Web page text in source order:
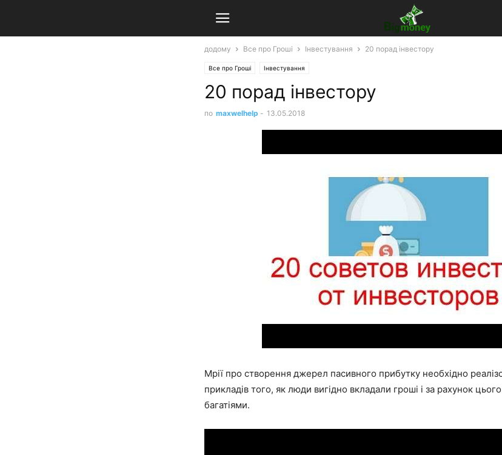
додому Все про Гроші Інвестування 20 порад інвестору
Все про Гроші Інвестування
20 порад інвестору
по maxwelhelp - 13.05.2018
Мрії про створення джерел пасивного прибутку необхідно
прикладів того, як люди вигідно вкладали гроші і за рахунок
багатіями.